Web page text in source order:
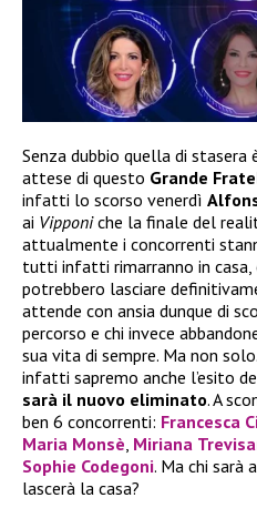
Senza dubbio quella di
attese di questo Grande
infatti lo scorso venerdì
ai Vipponiche la finale del
attualmente i concorrenti
tutti infatti rimarranno in casa,
potrebbero lasciare
attende con ansia dunque di
percorso e chi invece
sua vita di sempre. Ma non
infatti sapremo anche l’esito
sarà il nuovo eliminato. A
ben 6 concorrenti: Francesca
Maria Monsè, Miriana
Sophie Codegoni. Ma chi sarà
lascerà la casa?